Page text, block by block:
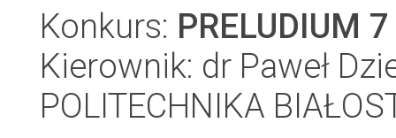
Konkurs: PRELUDIUM 7
Kierownik: dr Paweł
POLITECHNIKA